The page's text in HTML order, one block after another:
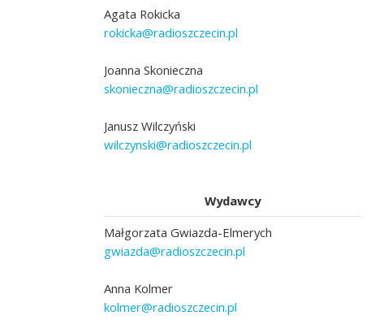
Agata Rokicka
rokicka@radioszczecin.pl
Joanna Skonieczna
skonieczna@radioszczecin.pl
Janusz Wilczyński
wilczynski@radioszczecin.pl
Wydawcy
Małgorzata Gwiazda-Elmerych
gwiazda@radioszczecin.pl
Anna Kolmer
kolmer@radioszczecin.pl